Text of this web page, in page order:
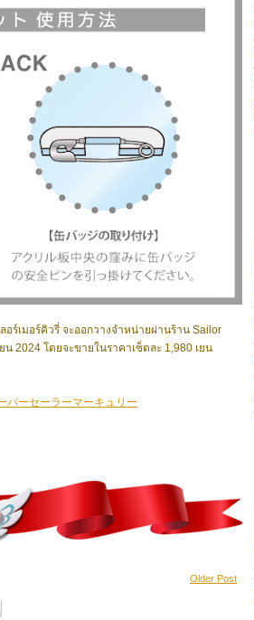
อร์เมอร์คิวรี่ จะออกวางจำหน่ายผ่านร้าน Sailor
น 2024 โดยจะขายในราคาเซ็ตละ 1,980 เยน
パーセーラーマーキュリー
Older Post